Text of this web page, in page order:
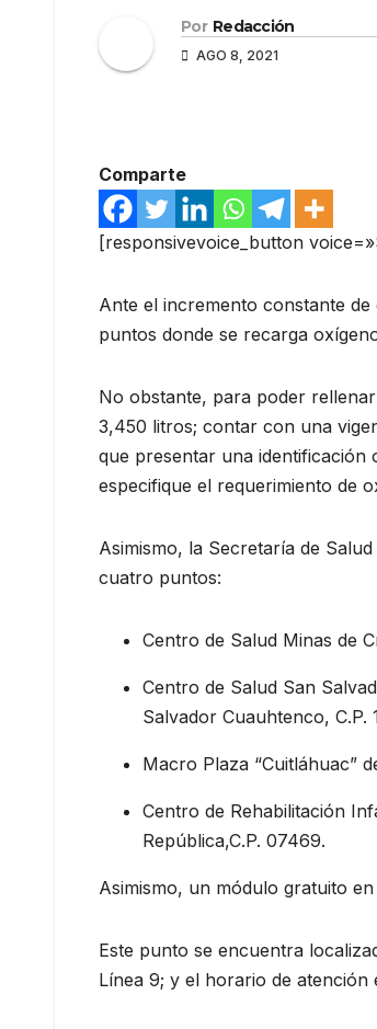
Por Redacción
AGO 8, 2021
Comparte
[responsivevoice_button
Ante el incremento constante de
puntos donde se recarga
No obstante, para poder
3,450 litros; contar con una
que presentar una identificación
especifique el requerimiento de
Asimismo, la Secretaría de
cuatro puntos:
Centro de Salud Minas de
Centro de Salud San
Salvador Cuauhtenco, C.P.
Macro Plaza “Cuitláhuac”
Centro de Rehabilitación
República,C.P. 07469.
Asimismo, un módulo gratuito
Este punto se encuentra
Línea 9; y el horario de atención